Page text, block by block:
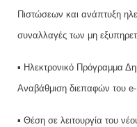
Πιστώσεων και ανάπτυξη
συναλλαγές των μη
▪ Ηλεκτρονικό Πρόγραμμα
Αναβάθμιση διεπαφών του
▪ Θέση σε λειτουργία του